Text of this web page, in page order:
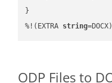
}
%!(EXTRA string=DOCX)
ODP Files to